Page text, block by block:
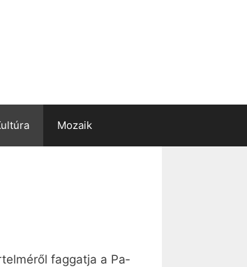
Mozaik
fag­gat­ja a Pa­